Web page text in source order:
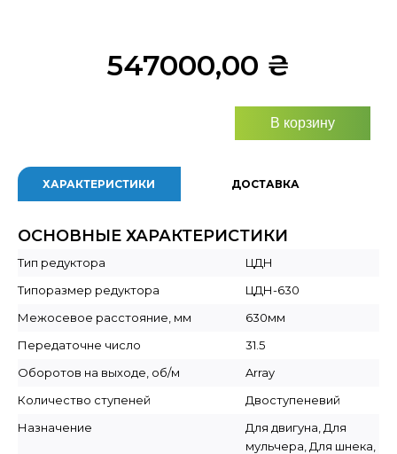
547000,00 ₴
В корзину
ХАРАКТЕРИСТИКИ ДОСТАВКА
ОСНОВНЫЕ ХАРАКТЕРИСТИКИ
Тип редуктора
ЦДН
Типоразмер редуктора
ЦДН-630
Межосевое расстояние, мм
630мм
Передаточне число
31.5
Оборотов на выходе, об/м
Array
Количество ступеней
Двоступеневий
Назначение
Для двигуна, Для
мульчера, Для шнека,